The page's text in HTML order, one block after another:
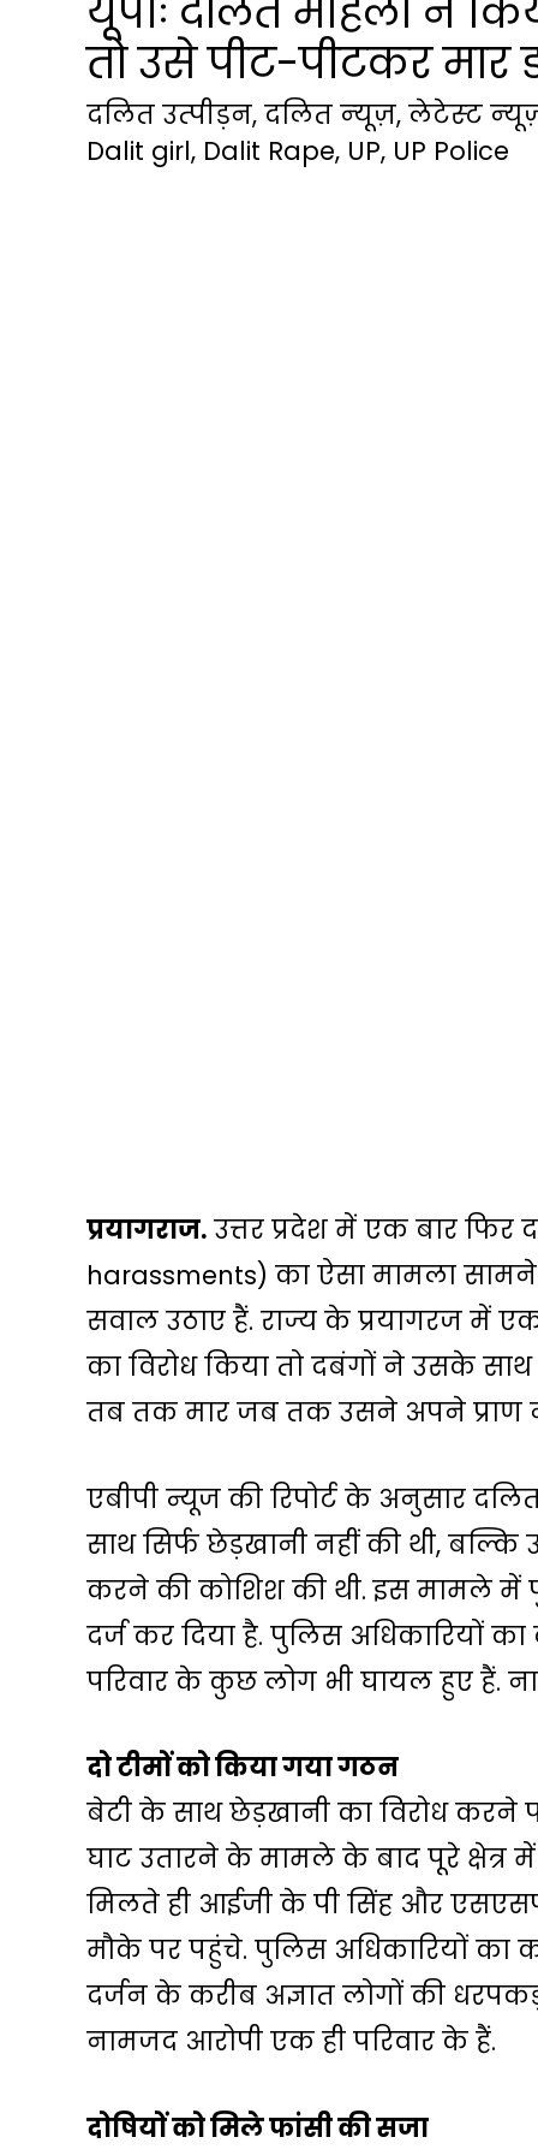
यूपीः दलित महिला ने
तो उसे पीट-पीटकर मार
दलित उत्‍पीड़न, दलित न्‍यूज़, लेटेस्‍ट
Dalit girl, Dalit Rape, UP, UP Police
प्रयागराज. उत्तर प्रदेश में एक बार फिर
harassments) का ऐसा मामला
सवाल उठाए हैं. राज्य के प्रयागरज में
का विरोध किया तो दबंगों ने उसके
तब तक मार जब तक उसने अपने प्राण
एबीपी न्यूज की रिपोर्ट के अनुसार
साथ सिर्फ छेड़खानी नहीं की थी,
करने की कोशिश की थी. इस मामले में
दर्ज कर दिया है. पुलिस अधिकारियों
परिवार के कुछ लोग भी घायल हुए हैं.
दो टीमों को किया गया गठन
बेटी के साथ छेड़खानी का विरोध करने
घाट उतारने के मामले के बाद पूरे क्षेत्र
मिलते ही आईजी के पी सिंह और एसएसपी
मौके पर पहुंचे. पुलिस अधिकारियों का
दर्जन के करीब अज्ञात लोगों की
नामजद आरोपी एक ही परिवार के हैं.
दोषियों को मिले फांसी की सजा